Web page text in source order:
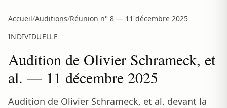
Accueil/Auditions/Réunion n° 8 — 11 décembre 2025
INDIVIDUELLE
Audition de Olivier Schrameck, et
al. — 11 décembre 2025
Audition de Olivier Schrameck, et al. devant la